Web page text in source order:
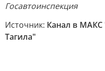
Госавтоинспекция
Источник: Канал в МАКС
Тагила"